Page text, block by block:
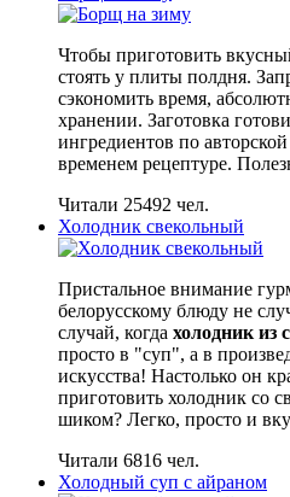
Чтобы приготовить
стоять у плиты полдня.
сэкономить время,
хранении. Заготовка
ингредиентов по
временем рецептуре.
Читали 25492 чел.
Холодник свекольный
Пристальное внимание
белорусскому блюду не
случай, когда холодник из
просто в "суп", а в
искусства! Настолько он
приготовить холодник со
шиком? Легко, просто и
Читали 6816 чел.
Холодный суп с айраном